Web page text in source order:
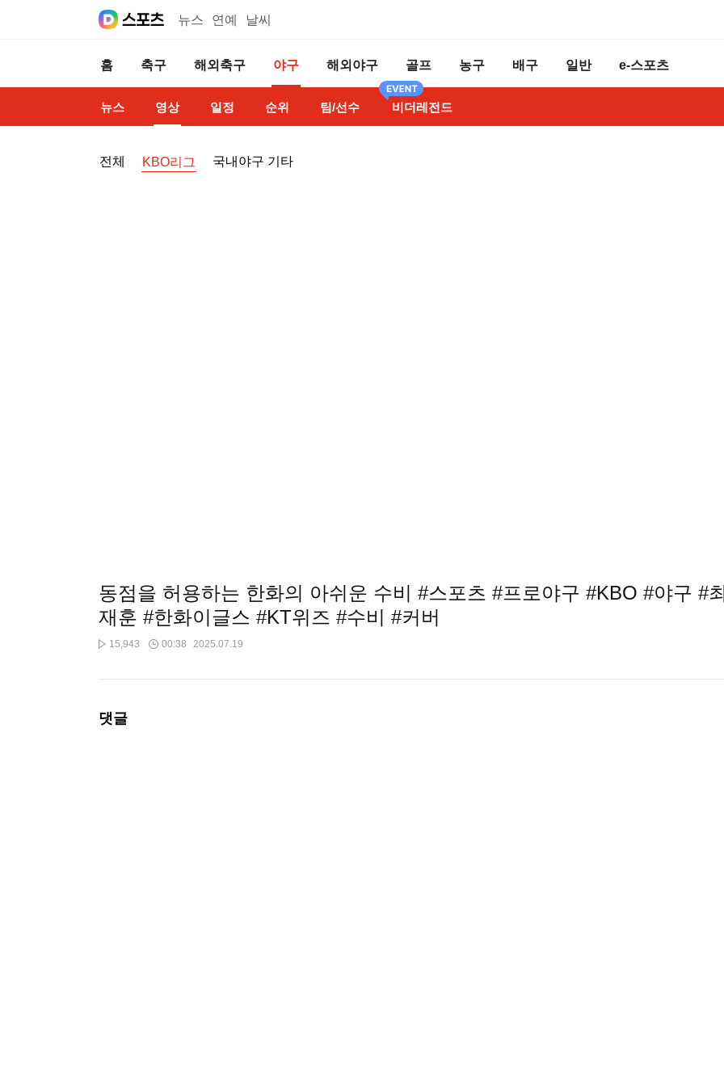
뉴스 연예 날씨
홈 축구 해외축구 야구 해외야구 골프 농구 배구 일반 e-스포츠
뉴스 영상 일정 순위 팀/선수 비더레전드
전체 KBO리그 국내야구 기타
동점을 허용하는 한화의 아쉬운 수비 #스포츠 #프로야구 #KBO #야구 #최
재훈 #한화이글스 #KT위즈 #수비 #커버
15,943 00:38 2025.07.19
댓글